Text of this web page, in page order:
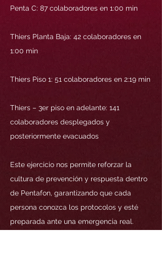
Penta C: 87 colaboradores en 1:00 min
Thiers Planta Baja: 42 colaboradores en
1:00 min
Thiers Piso 1: 51 colaboradores en 2:19 min
Thiers – 3er piso en adelante: 141
colaboradores desplegados y
posteriormente evacuados
Este ejercicio nos permite reforzar la
cultura de prevención y respuesta dentro
de Pentafon, garantizando que cada
persona conozca los protocolos y esté
preparada ante una emergencia real.